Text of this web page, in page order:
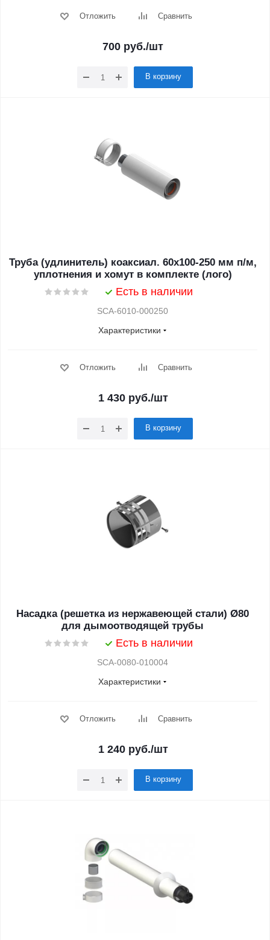
Отложить Сравнить
700 руб./шт
В корзину
Труба (удлинитель) коаксиал. 60х100-250 мм п/м,
уплотнения и хомут в комплекте (лого)
Есть в наличии
SCA-6010-000250
Характеристики
Отложить Сравнить
1 430руб./шт
В корзину
Насадка (решетка из нержавеющей стали) Ø80
для дымоотводящей трубы
Есть в наличии
SCA-0080-010004
Характеристики
Отложить Сравнить
1 240руб./шт
В корзину